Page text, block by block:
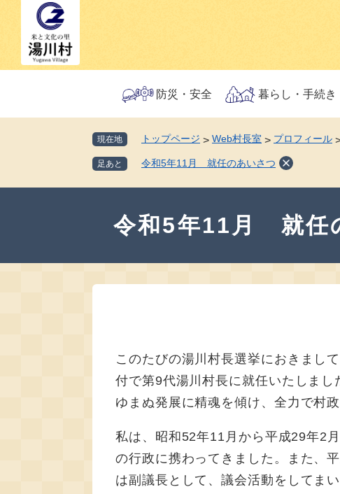
防災・安全 暮らし・手続き
現在地 トップページ > Web村長室 > プロフィール
足あと 令和5年11月 就任のあいさつ
令和5年11月 就任
このたびの湯川村長選挙におきまし
付で第9代湯川村長に就任いたしま
ゆまぬ発展に精魂を傾け、全力で村
私は、昭和52年11月から平成29年2
の行政に携わってきました。また、
は副議長として、議会活動をしてま